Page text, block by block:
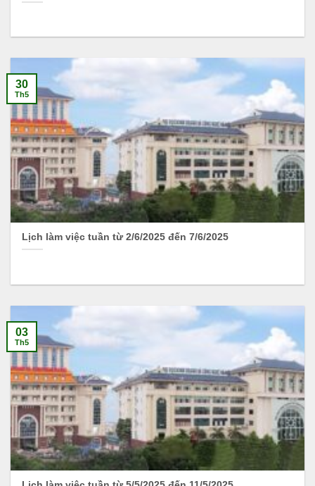
Lịch làm việc tuần từ 2/6/2025 đến 7/6/2025
30
Th5
03
Th5